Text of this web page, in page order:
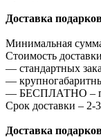
Доставка
Минимальная
Стоимость
— стандартных
—
— БЕСПЛАТНО –
Срок доставки – 2-
Доставка